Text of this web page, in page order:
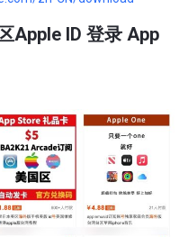
Apple ID 登录 App